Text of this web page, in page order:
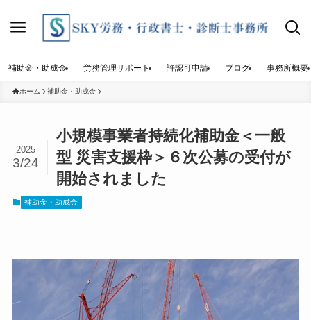
補助金・助成金 労務管理サポート 許認可申請 ブログ 事務所概要
ホーム 補助金・助成金
小規模事業者持続化補助金＜一般
型 災害支援枠＞６次公募の受付が
開始されました
2025
3/24
補助金・助成金